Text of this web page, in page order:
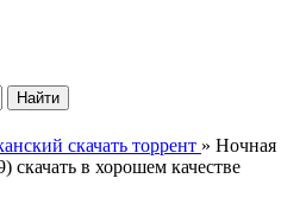
Найти
скачать торрент » Ночная
скачать в хорошем качестве